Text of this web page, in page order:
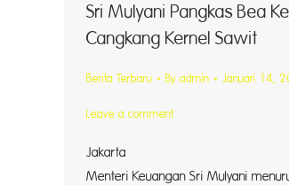
Sri Mulyani Pangkas Bea
Cangkang Kernel Sawit
Berita Terbaru By admin Januari 14,
Leave a comment
Menteri Keuangan Sri Mulyani